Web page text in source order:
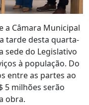
a Câmara Municipal
tarde desta quarta-
sede do Legislativo
à população. Do
entre as partes ao
5 milhões serão
obra.